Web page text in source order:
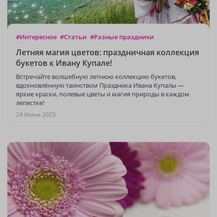
#Интересное #Статьи #Разные праздники
Летняя магия цветов: праздничная коллекция
букетов к Ивану Купале!
Встречайте волшебную летнюю коллекцию букетов,
вдохновлённую таинством Праздника Ивана Купалы —
яркие краски, полевые цветы и магия природы в каждом
лепестке!
24 Июня 2025